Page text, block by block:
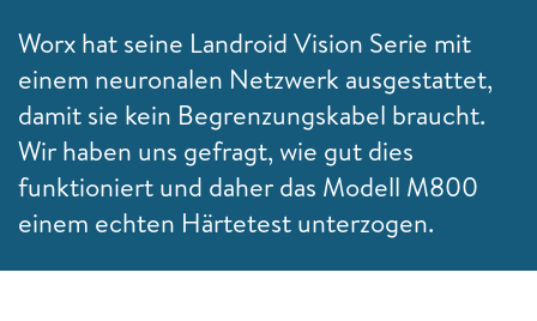
Worx hat seine Landroid Vision Serie mit
einem neuronalen Netzwerk ausgestattet,
damit sie kein Begrenzungskabel braucht.
Wir haben uns gefragt, wie gut dies
funktioniert und daher das Modell M800
einem echten Härtetest unterzogen.